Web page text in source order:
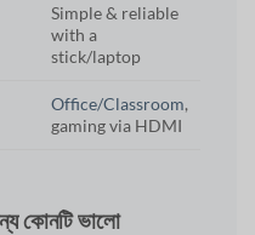
Simple & reliable
with a
stick/laptop
Office/Classroom,
gaming via HDMI
কোনটি ভালো